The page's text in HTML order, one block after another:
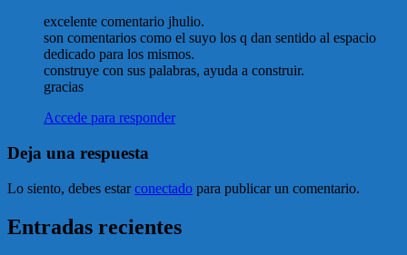
excelente comentario jhulio.
son comentarios como el suyo los q dan sentido al espacio
dedicado para los mismos.
construye con sus palabras, ayuda a construir.
gracias
Accede para responder
Deja una respuesta
Lo siento, debes estarconectado para publicar un comentario.
Entradas recientes